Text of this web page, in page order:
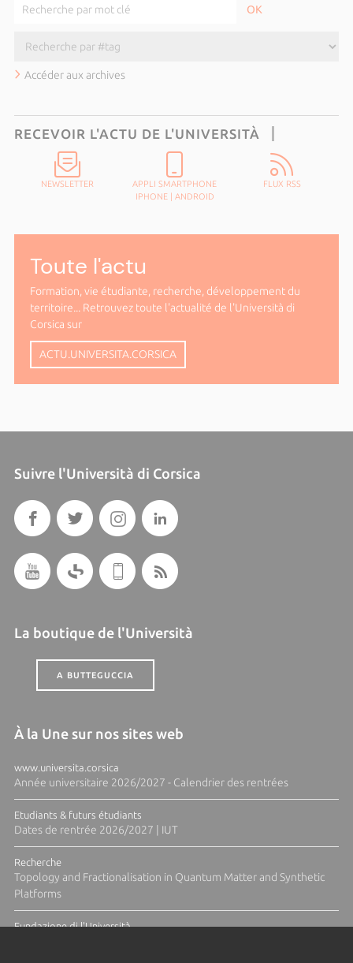
Accéder aux archives
RECEVOIR L'ACTU DE L'UNIVERSITÀ
NEWSLETTER
APPLI SMARTPHONE
IPHONE| ANDROID
FLUX RSS
Toute l'actu
Formation, vie étudiante, recherche, développement du
territoire... Retrouvez toute l'actualité de l'Università di
Corsica sur
ACTU.UNIVERSITA.CORSICA
Suivre l'Università di Corsica
La boutique de l'Università
A BUTTEGUCCIA
À la Une sur nos sites web
www.universita.corsica
Année universitaire 2026/2027 - Calendrier des rentrées
Etudiants & futurs étudiants
Dates de rentrée 2026/2027 | IUT
Recherche
Topology and Fractionalisation in Quantum Matter and Synthetic
Platforms
Fundazione di l'Università